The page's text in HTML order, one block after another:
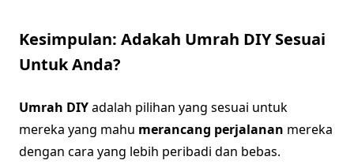
Kesimpulan: Adakah Umrah DIY Sesuai
Untuk Anda?
Umrah DIYadalah pilihan yang sesuai untuk
mereka yang mahu merancang perjalanan mereka
dengan cara yang lebih peribadi dan bebas.